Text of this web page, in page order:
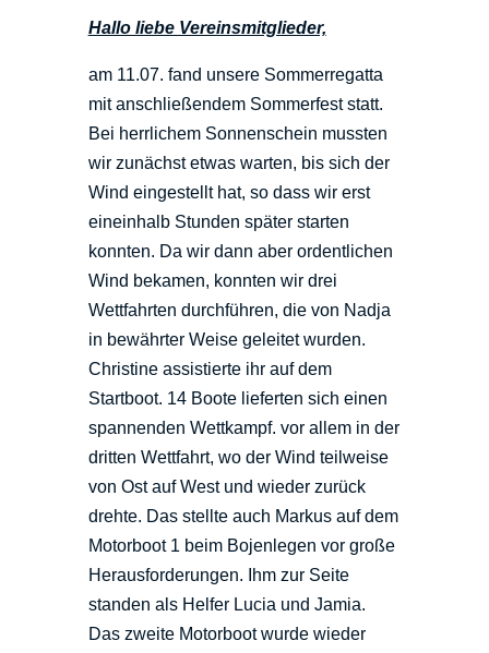
Hallo liebe Vereinsmitglieder,
am 11.07. fand unsere Sommerregatta
mit anschließendem Sommerfest statt.
Bei herrlichem Sonnenschein mussten
wir zunächst etwas warten, bis sich der
Wind eingestellt hat, so dass wir erst
eineinhalb Stunden später starten
konnten. Da wir dann aber ordentlichen
Wind bekamen, konnten wir drei
Wettfahrten durchführen, die von Nadja
in bewährter Weise geleitet wurden.
Christine assistierte ihr auf dem
Startboot. 14 Boote lieferten sich einen
spannenden Wettkampf. vor allem in der
dritten Wettfahrt, wo der Wind teilweise
von Ost auf West und wieder zurück
drehte. Das stellte auch Markus auf dem
Motorboot 1 beim Bojenlegen vor große
Herausforderungen. Ihm zur Seite
standen als Helfer Lucia und Jamia.
Das zweite Motorboot wurde wieder